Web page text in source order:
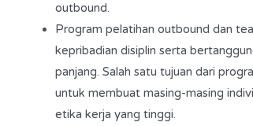
outbound.
Program pelatihan outbound dan
kepribadian disiplin serta
panjang. Salah satu tujuan dari
untuk membuat masing-masing
etika kerja yang tinggi.